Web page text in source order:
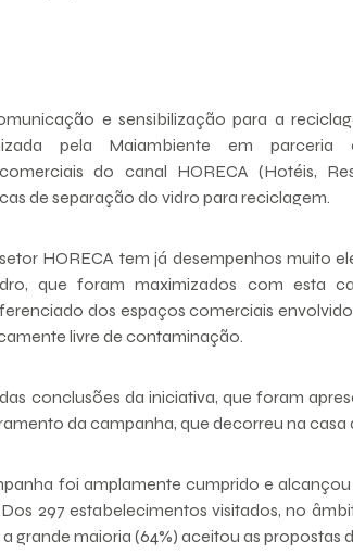
e sensibilização para a
pela Maiambiente em
do canal HORECA (Hotéis,
de separação do vidro para reciclagem.
HORECA tem já desempenhos muito
que foram maximizados com esta
dos espaços comerciais
livre de contaminação.
conclusões da iniciativa, que foram
da campanha, que decorreu na casa
foi amplamente cumprido e
297 estabelecimentos visitados, no
grande maioria (64%) aceitou as propostas